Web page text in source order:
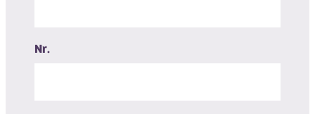
Nr.